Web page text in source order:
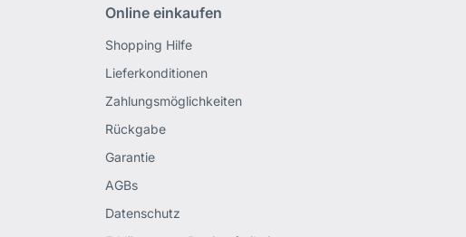
Online einkaufen
Shopping Hilfe
Lieferkonditionen
Zahlungsmöglichkeiten
Rückgabe
Garantie
AGBs
Datenschutz